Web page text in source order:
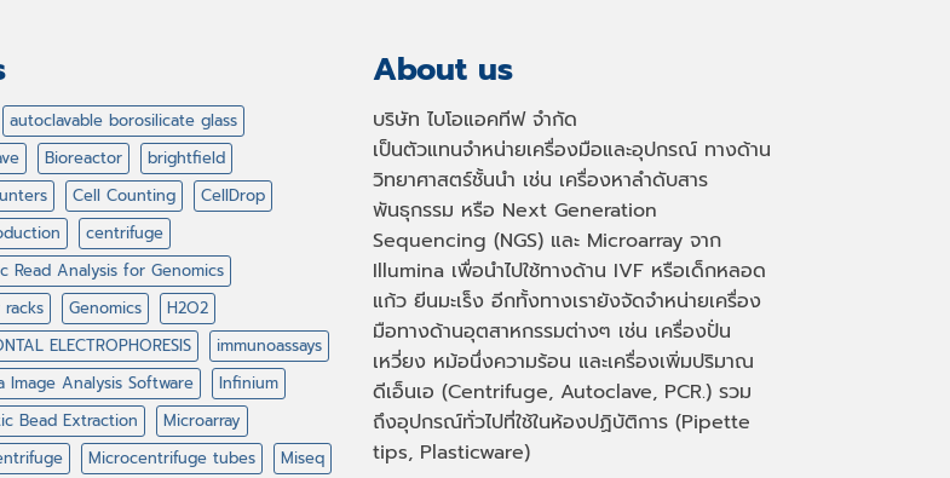
autoclavable borosilicate glass
Bioreactor
brightfield
Cell Counting
CellDrop
centrifuge
Read Analysis for Genomics
racks
Genomics
H2O2
ELECTROPHORESIS
immunoassays
Image Analysis Software
Infinium
Bead Extraction
Microarray
Microcentrifuge tubes Miseq
About us
บริษัท ไบโอแอคทีฟ จำกัด
เป็นตัวแทนจำหน่ายเครื่องมือและอุปกรณ์ ทางด้าน
วิทยาศาสตร์ชั้นนำ เช่น เครื่องหาลำดับสาร
พันธุกรรม หรือ Next Generation
Sequencing (NGS) และ Microarray จาก
Illumina เพื่อนำไปใช้ทางด้าน IVF หรือเด็กหลอด
แก้ว ยีนมะเร็ง อีกทั้งทางเรายังจัดจำหน่ายเครื่อง
มือทางด้านอุตสาหกรรมต่างๆ เช่น เครื่องปั่น
เหวี่ยง หม้อนึ่งความร้อน และเครื่องเพิ่มปริมาณ
ดีเอ็นเอ (Centrifuge, Autoclave, PCR.) รวม
ถึงอุปกรณ์ทั่วไปที่ใช้ในห้องปฏิบัติการ (Pipette
tips, Plasticware)